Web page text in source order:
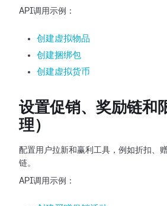
API调用示例：
创建虚拟物品
创建捆绑包
创建虚拟货币
设置促销、奖励链和
理）
配置用户拉新和赢利工具，例如折扣、
链。
API调用示例：